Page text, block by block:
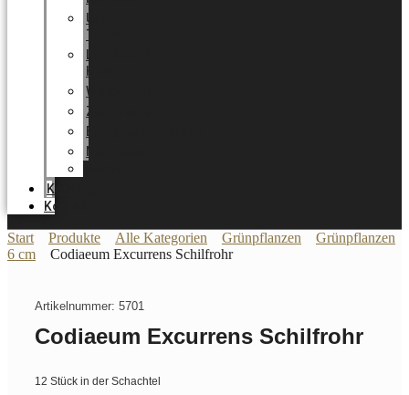
Unser
Team
HOME
Werdegang
Zertifikate
Energieoptimierung
Neuheiten
Katalog
Kontakt
Start Produkte Alle Kategorien Grünpflanzen
Grünpflanzen
6 cm
Codiaeum Excurrens Schilfrohr
Artikelnummer: 5701
Codiaeum Excurrens Schilfrohr
12 Stück in der Schachtel